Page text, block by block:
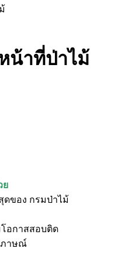
น้าที่ป่าไม้
ย
ดของ กรมป่าไม้
อกาสสอบติด
ภาษณ์